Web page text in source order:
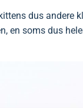
dus andere
en soms dus